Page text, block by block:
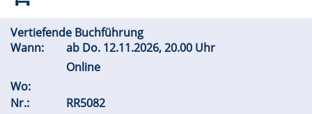
Vertiefende Buchführung
Wann:
ab Do. 12.11.2026, 20.00 Uhr
Online
Wo:
Nr.:
RR5082